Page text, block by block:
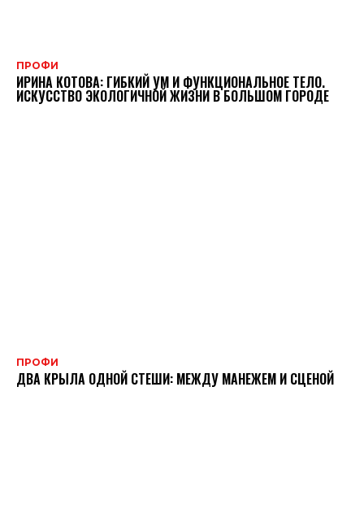
ПРОФИ
ИРИНА КОТОВА: ГИБКИЙ УМ И ФУНКЦИОНАЛЬНОЕ ТЕЛО.
ИСКУССТВО ЭКОЛОГИЧНОЙ ЖИЗНИ В БОЛЬШОМ ГОРОДЕ
ПРОФИ
ДВА КРЫЛА ОДНОЙ СТЕШИ: МЕЖДУ МАНЕЖЕМ И СЦЕНОЙ